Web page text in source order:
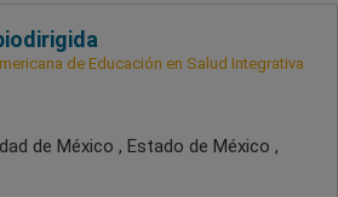
de Educación en Salud Integrativa
de México , Estado de México ,